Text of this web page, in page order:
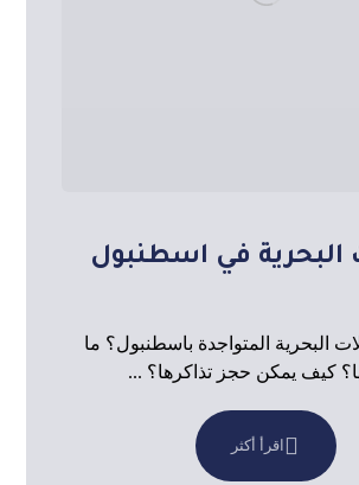
البحرية في اسطنبول
البحرية المتواجدة باسطنبول؟ ما
كيف يمكن حجز تذاكرها؟ ...
اقرأ أكثر